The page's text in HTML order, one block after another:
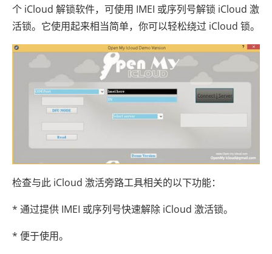
个 iCloud 解锁软件，可使用 IMEI 或序列号解锁 iCloud 激
活锁。它使用起来相当简单，你可以轻松绕过 iCloud 锁。
检查与此 iCloud 激活旁路工具相关的以下功能：
* 通过提供 IMEI 或序列号快速解除 iCloud 激活锁。
* 便于使用。